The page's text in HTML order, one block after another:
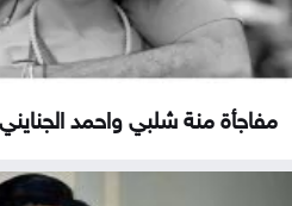
مفاجأة منة شلبي واحمد